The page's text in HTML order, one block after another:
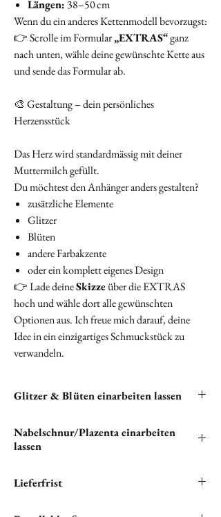
Längen: 38–50 cm
Wenn du ein anderes Kettenmodell bevorzugst:
👉 Scrolle im Formular„EXTRAS“ganz
nach unten, wähle deine gewünschte Kette aus
und sende das Formular ab.
🎨 Gestaltung – dein persönliches
Herzensstück
Das Herz wird standardmässig mit deiner
Muttermilch gefüllt.
Du möchtest den Anhänger anders gestalten?
zusätzliche Elemente
Glitzer
Blüten
andere Farbakzente
oder ein komplett eigenes Design
👉 Lade deineSkizzeüber die EXTRAS
hoch und wähle dort alle gewünschten
Optionen aus. Ich freue mich darauf, deine
Idee in ein einzigartiges Schmuckstück zu
verwandeln.
Glitzer & Blüten einarbeiten lassen
deine Halskette einarbeiten zu lassen. Bitte
klicken unten auf "
Nabelschnur/Plazenta einarbeiten
lassen
mehreren Kindern einarbeiten lassen möchtest!
Lieferfrist